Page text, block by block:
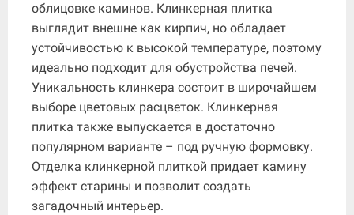
облицовке каминов. Клинкерная плитка
выглядит внешне как кирпич, но обладает
устойчивостью к высокой температуре, поэтому
идеально подходит для обустройства печей.
Уникальность клинкера состоит в широчайшем
выборе цветовых расцветок. Клинкерная
плитка также выпускается в достаточно
популярном варианте – под ручную формовку.
Отделка клинкерной плиткой придает камину
эффект старины и позволит создать
загадочный интерьер.